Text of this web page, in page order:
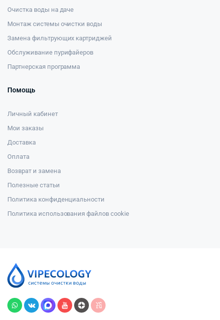
Очистка воды на даче
Монтаж системы очистки воды
Замена фильтрующих картриджей
Обслуживание пурифайеров
Партнерская программа
Помощь
Личный кабинет
Мои заказы
Доставка
Оплата
Возврат и замена
Полезные статьи
Политика конфиденциальности
Политика использования файлов cookie